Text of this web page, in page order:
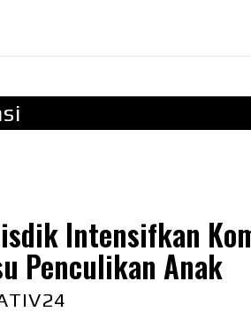
Intensifkan
Penculikan Anak